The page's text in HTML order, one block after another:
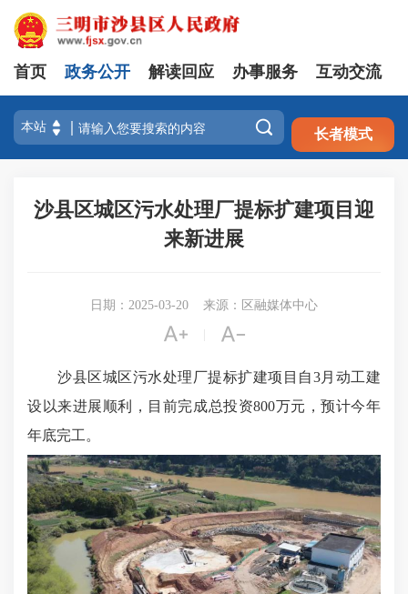
注册 登录
首页 政务公开 解读回应 办事服务 互动交流
 长者模式
沙县区城区污水处理厂提标扩建项目迎
来新进展
日期：2025-03-20 来源：区融媒体中心
 
沙县区城区污水处理厂提标扩建项目自3月动工建
设以来进展顺利，目前完成总投资800万元，预计今年
年底完工。